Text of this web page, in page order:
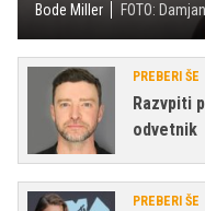
Bode Miller FOTO:
PREBERI ŠE
Razvpiti
odvetnik
PREBERI ŠE